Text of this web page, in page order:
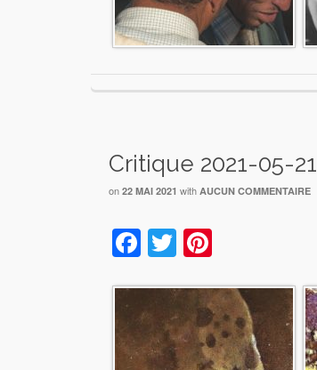
Critique 2021-05-21
on 22 MAI 2021 with AUCUN COMMENTAIRE
Facebook
Twitter